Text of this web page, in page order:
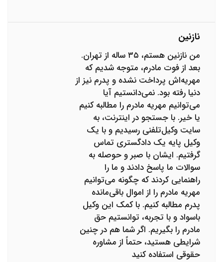
نازنین
من نازنین هستم، ۳۵ ساله از تهران.
بعد از فوت مادرم، متوجه شدیم که
مهریه‌اش پرداخت نشده و پدرم نیز از
دنیا رفته بود. نمی‌دانستیم آیا
می‌توانیم مهریه مادرم را مطالبه کنیم
یا خیر. با جستجو در اینترنت، به
سایت وکیل‌تلفنی رسیدیم و با یک
وکیل پایه یک دادگستری تماس
گرفتیم. ایشان با صبر و حوصله به
سوالات ما پاسخ دادند و ما را
راهنمایی کردند که چگونه می‌توانیم
مهریه مادرم را از اموال باقی‌مانده
پدرم مطالبه کنیم. با کمک این وکیل
باسواد و با تجربه، توانستیم حق
مادرم را بگیریم. اگر شما هم در چنین
شرایطی هستید، حتماً از مشاوره
حقوقی استفاده کنید